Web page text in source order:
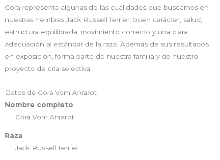
Cora representa algunas de las cualidades que buscamos en
nuestras hembras Jack Russell Terrier: buen carácter, salud,
estructura equilibrada, movimiento correcto y una clara
adecuación al estándar de la raza. Además de sus resultados
en exposición, forma parte de nuestra familia y de nuestro
proyecto de cría selectiva.
Datos de Cora Vom Anrarot
Nombre completo
Cora Vom Anrarot
Raza
Jack Russell Terrier